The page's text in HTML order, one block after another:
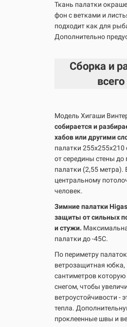
Ткань палатки
фон с ветками и
подходит как для
Дополнительно
Сборка и
всего
Модель Хигаши
собирается и
хабов или другими
палатки
от середины стены до
палатки (2,55 метра).
центральному
человек.
Зимние палатки
защиты от сильных
и стужи.
палатки до -45С.
По периметру
ветрозащитная
сантиметров
снегом, чтобы
ветроустойчивости -
тепла.
проклеенные швы и